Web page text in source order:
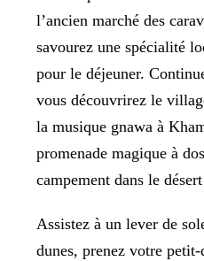
l’ancien marché des
savourez une spécialité
pour le déjeuner.
vous découvrirez le
la musique gnawa à
promenade magique à
campement dans le
Assistez à un lever de
dunes, prenez votre